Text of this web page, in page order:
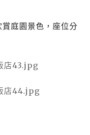
庭園景色，座位分